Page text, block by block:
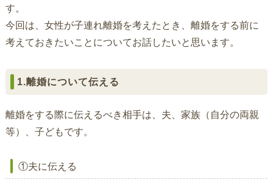
す。
今回は、女性が子連れ離婚を考えたとき、離婚をする前に
考えておきたいことについてお話したいと思います。
1.離婚について伝える
離婚をする際に伝えるべき相手は、夫、家族（自分の両親
等）、子どもです。
①夫に伝える